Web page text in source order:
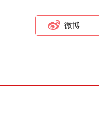
微博